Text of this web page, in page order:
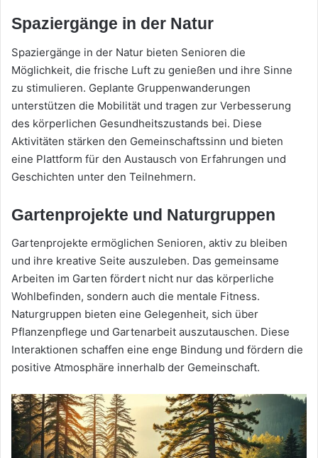
Spaziergänge in der Natur
Spaziergänge in der Natur bieten Senioren die
Möglichkeit, die frische Luft zu genießen und ihre Sinne
zu stimulieren. Geplante Gruppenwanderungen
unterstützen die Mobilität und tragen zur Verbesserung
des körperlichen Gesundheitszustands bei. Diese
Aktivitäten stärken den Gemeinschaftssinn und bieten
eine Plattform für den Austausch von Erfahrungen und
Geschichten unter den Teilnehmern.
Gartenprojekte und Naturgruppen
Gartenprojekte ermöglichen Senioren, aktiv zu bleiben
und ihre kreative Seite auszuleben. Das gemeinsame
Arbeiten im Garten fördert nicht nur das körperliche
Wohlbefinden, sondern auch die mentale Fitness.
Naturgruppen bieten eine Gelegenheit, sich über
Pflanzenpflege und Gartenarbeit auszutauschen. Diese
Interaktionen schaffen eine enge Bindung und fördern die
positive Atmosphäre innerhalb der Gemeinschaft.